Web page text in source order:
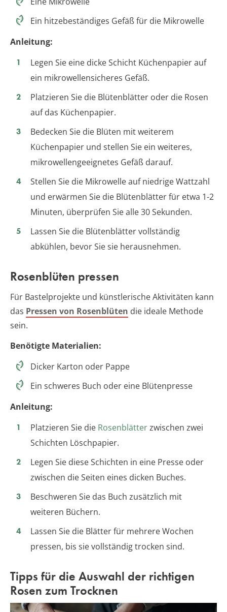
Ein hitzebeständiges Gefäß für die Mikrowelle
Anleitung:
Legen Sie eine dicke Schicht Küchenpapier auf
ein mikrowellensicheres Gefäß.
Platzieren Sie die Blütenblätter oder die Rosen
auf das Küchenpapier.
Bedecken Sie die Blüten mit weiterem
Küchenpapier und stellen Sie ein weiteres,
mikrowellengeeignetes Gefäß darauf.
Stellen Sie die Mikrowelle auf niedrige Wattzahl
und erwärmen Sie die Blütenblätter für etwa 1-2
Minuten, überprüfen Sie alle 30 Sekunden.
Lassen Sie die Blütenblätter vollständig
abkühlen, bevor Sie sie herausnehmen.
Rosenblüten pressen
Für Bastelprojekte und künstlerische Aktivitäten kann
das Pressen von Rosenblüten die ideale Methode
sein.
Benötigte Materialien:
Dicker Karton oder Pappe
Ein schweres Buch oder eine Blütenpresse
Anleitung:
Platzieren Sie die Rosenblätterzwischen zwei
Schichten Löschpapier.
Legen Sie diese Schichten in eine Presse oder
zwischen die Seiten eines dicken Buches.
Beschweren Sie das Buch zusätzlich mit
weiteren Büchern.
Lassen Sie die Blätter für mehrere Wochen
pressen, bis sie vollständig trocken sind.
Tipps für die Auswahl der richtigen
Rosen zum Trocknen